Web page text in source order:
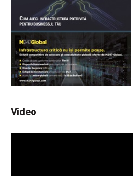
Video